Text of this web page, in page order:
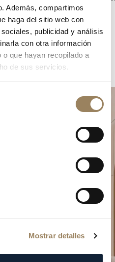
Además, compartimos
haga del sitio web con
publicidad y análisis
con otra información
que hayan recopilado a
de sus servicios.
Mostrar detalles
boutiques.
SU VISITA